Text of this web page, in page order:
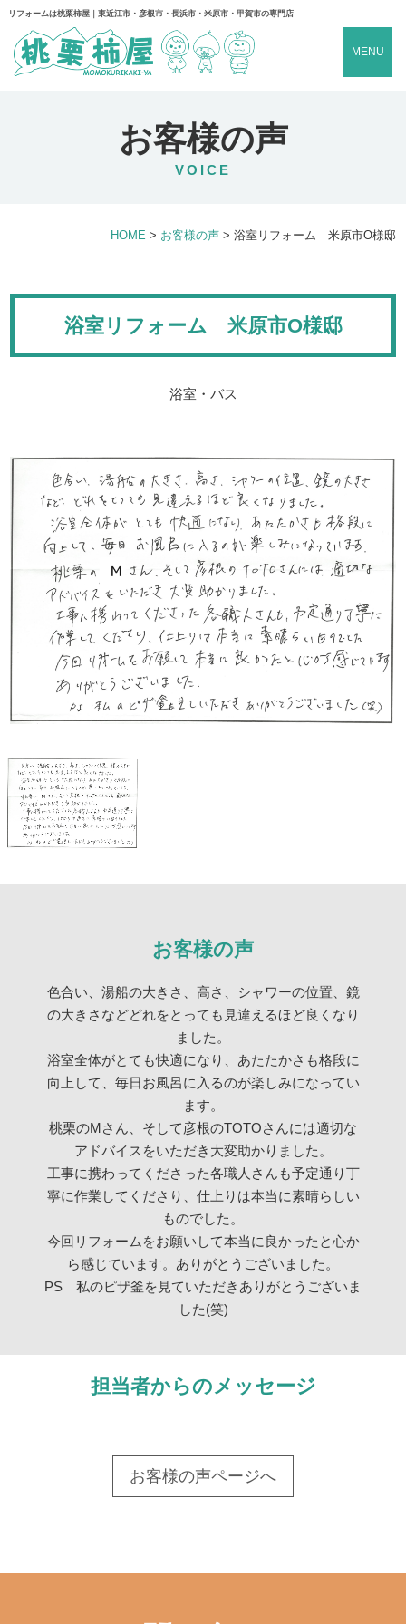
リフォームは桃栗柿屋｜東近江市・彦根市・長浜市・米原市・甲賀市の専門店
MENU
お客様の声
VOICE
HOME > お客様の声> 浴室リフォーム 米原市O様邸
浴室リフォーム 米原市O様邸
浴室・バス
お客様の声
色合い、湯船の大きさ、高さ、シャワーの位置、鏡
の大きさなどどれをとっても見違えるほど良くなり
ました。
浴室全体がとても快適になり、あたたかさも格段に
向上して、毎日お風呂に入るのが楽しみになってい
ます。
桃栗のMさん、そして彦根のTOTOさんには適切な
アドバイスをいただき大変助かりました。
工事に携わってくださった各職人さんも予定通り丁
寧に作業してくださり、仕上りは本当に素晴らしい
ものでした。
今回リフォームをお願いして本当に良かったと心か
ら感じています。ありがとうございました。
PS 私のピザ釜を見ていただきありがとうございま
した(笑)
担当者からのメッセージ
お客様の声ページへ